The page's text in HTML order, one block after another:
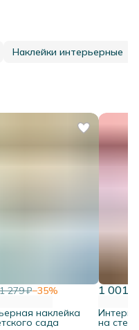
Наклейки интерьерные
1 279 ₽−35%
наклейка
сада
1 001 ₽
на